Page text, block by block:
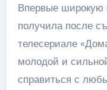
Впервые широкую
получила после
телесериале
молодой и
справиться с